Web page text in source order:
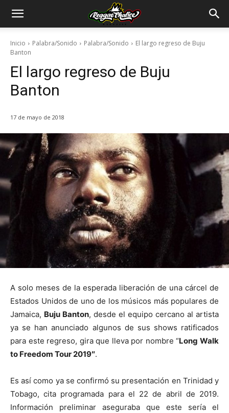
Inicio Palabra/Sonido Palabra/Sonido
El largo regreso de Buju
Banton
El largo regreso de Buju
Banton
17 de mayo de 2018
A solo meses de la esperada liberación de una cárcel de
Estados Unidos de uno de los músicos más populares de
Jamaica, Buju Banton, desde el equipo cercano al artista
ya se han anunciado algunos de sus shows ratificados
para este regreso, gira que lleva por nombre “Long Walk
to Freedom Tour 2019″.
Es así como ya se confirmó su presentación en Trinidad y
Tobago, cita programada para el 22 de abril de 2019.
Información preliminar aseguraba que este sería el